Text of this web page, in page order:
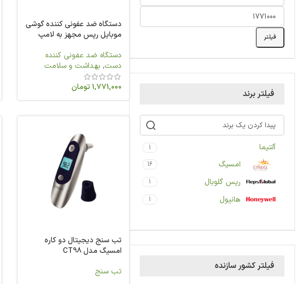
فیلتر
فیلتر برند
آلتیما 1
امسیگ 16
رپس گلوبال 1
هانیول 1
فیلتر کشور سازنده
دستگاه ضد عفونی کننده گوشی
موبایل رپس مجهز به لامپ
دستگاه ضد عفونی کننده
دست, بهداشت و سلامت
1,771,000تومان
تب سنج دیجیتال دو کاره
امسیگ مدل CT98
تب سنج